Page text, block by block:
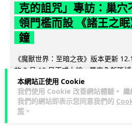
本網站正使用 Cookie
我們使用 Cookie 改善網站體驗。 繼
我們的網站即表示您同意我們的
策 。
克的詛咒」專訪：巢穴
領門檻而設 《諸王之
鐘
《魔獸世界：至暗之夜》版本更新
於 8 月 13 日正式上線，帶來全新區域
祭壇」、新型態世... 閱讀全文
116 分享